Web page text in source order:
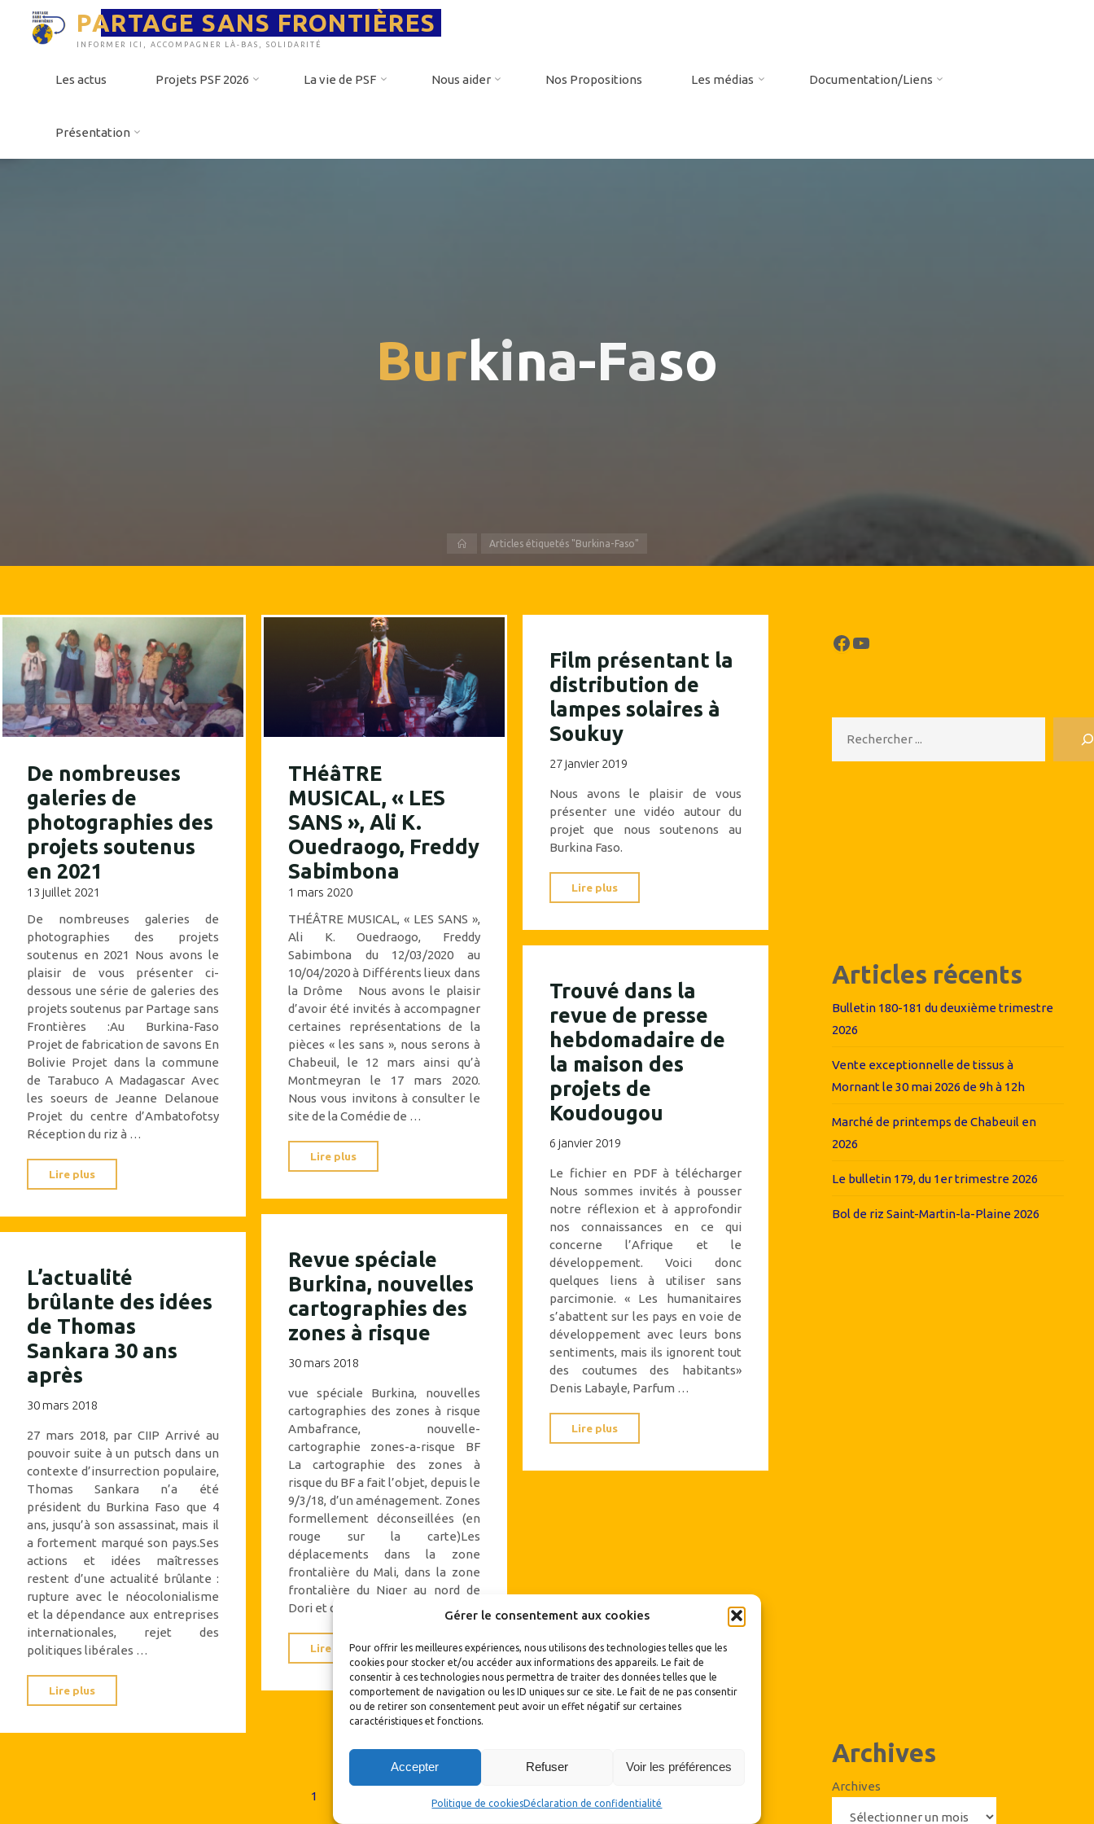
Gérer le consentement aux cookies
Pour offrir les meilleures expériences, nous utilisons des technologies telles que les
cookies pour stocker et/ou accéder aux informations des appareils. Le fait de
consentir à ces technologies nous permettra de traiter des données telles que le
comportement de navigation ou les ID uniques sur ce site. Le fait de ne pas consentir
ou de retirer son consentement peut avoir un effet négatif sur certaines
caractéristiques et fonctions.
Accepter Refuser Voir les préférences
Politique de cookiesDéclaration de confidentialité
contenu
PARTAGE SANS FRONTIÈRES
INFORMER ICI, ACCOMPAGNER LÀ-BAS, SOLIDARITÉ
Les actus Projets PSF 2026 La vie de PSF Nous aider Nos Propositions Les médias Documentation/Liens
Présentation
Burkina-Faso
AccueilArticles étiquetés "Burkina-Faso"
De nombreuses
galeries de
photographies des
projets soutenus
en 2021
13 juillet 2021
De nombreuses galeries de
photographies des projets
soutenus en 2021 Nous avons le
plaisir de vous présenter ci-
dessous une série de galeries des
projets soutenus par Partage sans
Frontières :Au Burkina-Faso
Projet de fabrication de savons En
Bolivie Projet dans la commune
de Tarabuco A Madagascar Avec
les soeurs de Jeanne Delanoue
Projet du centre d’Ambatofotsy
Réception du riz à …
Lire plus
galeries
des
projets
soutenus
en
THéâTRE
MUSICAL, « LES
SANS », Ali K.
Ouedraogo, Freddy
Sabimbona
1 mars 2020
THÉÂTRE MUSICAL, « LES SANS »,
Ali K. Ouedraogo, Freddy
Sabimbona du 12/03/2020 au
10/04/2020 à Différents lieux dans
la Drôme Nous avons le plaisir
d’avoir été invités à accompagner
certaines représentations de la
pièces « les sans », nous serons à
Chabeuil, le 12 mars ainsi qu’à
Montmeyran le 17 mars 2020.
Nous vous invitons à consulter le
site de la Comédie de …
Lire plus
« LES
K.
Ouedraogo,
Freddy
Sabimbona"
Film présentant la
distribution de
lampes solaires à
Soukuy
27 janvier 2019
Nous avons le plaisir de vous
présenter une vidéo autour du
projet que nous soutenons au
Burkina Faso.
Lire plus
présentant
la
lampes
solaires
à
Soukuy"
Trouvé dans la
revue de presse
hebdomadaire de
la maison des
projets de
Koudougou
6 janvier 2019
Le fichier en PDF à télécharger
Nous sommes invités à pousser
notre réflexion et à approfondir
nos connaissances en ce qui
concerne l’Afrique et le
développement. Voici donc
quelques liens à utiliser sans
parcimonie. « Les humanitaires
s’abattent sur les pays en voie de
développement avec leurs bons
sentiments, mais ils ignorent tout
des coutumes des habitants»
Denis Labayle, Parfum …
Lire plus
dans
la
maison
des
projets
de
Koudougou"
Revue spéciale
Burkina, nouvelles
cartographies des
zones à risque
30 mars 2018
vue spéciale Burkina, nouvelles
cartographies des zones à risque
Ambafrance, nouvelle-
cartographie zones-a-risque BF
La cartographie des zones à
risque du BF a fait l’objet, depuis le
9/3/18, d’un aménagement. Zones
formellement déconseillées (en
rouge sur la carte)Les
déplacements dans la zone
frontalière du Mali, dans la zone
frontalière du Niger au nord de
Dori et dans la province de la …
Lire plus "Revue
spéciale
Burkina,
nouvelles
L’actualité
brûlante des idées
de Thomas
Sankara 30 ans
après
30 mars 2018
27 mars 2018, par CIIP Arrivé au
pouvoir suite à un putsch dans un
contexte d’insurrection populaire,
Thomas Sankara n’a été
président du Burkina Faso que 4
ans, jusqu’à son assassinat, mais il
a fortement marqué son pays.Ses
actions et idées maîtresses
restent d’une actualité brûlante :
rupture avec le néocolonialisme
et la dépendance aux entreprises
internationales, rejet des
politiques libérales …
Lire plus
brûlante
des
1
Facebook
YouTube
Articles récents
Bulletin 180-181 du deuxième trimestre
2026
Vente exceptionnelle de tissus à
Mornant le 30 mai 2026 de 9h à 12h
Marché de printemps de Chabeuil en
2026
Le bulletin 179, du 1er trimestre 2026
Bol de riz Saint-Martin-la-Plaine 2026
Archives
Archives